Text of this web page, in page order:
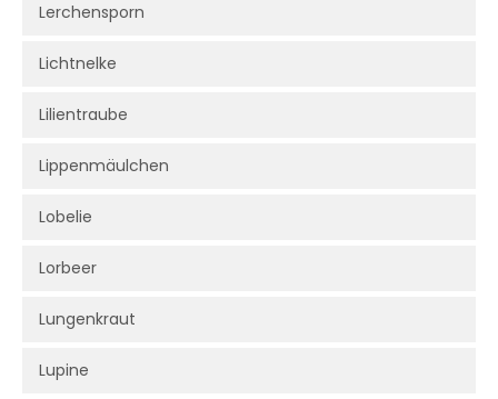
Lerchensporn
Lichtnelke
Lilientraube
Lippenmäulchen
Lobelie
Lorbeer
Lungenkraut
Lupine